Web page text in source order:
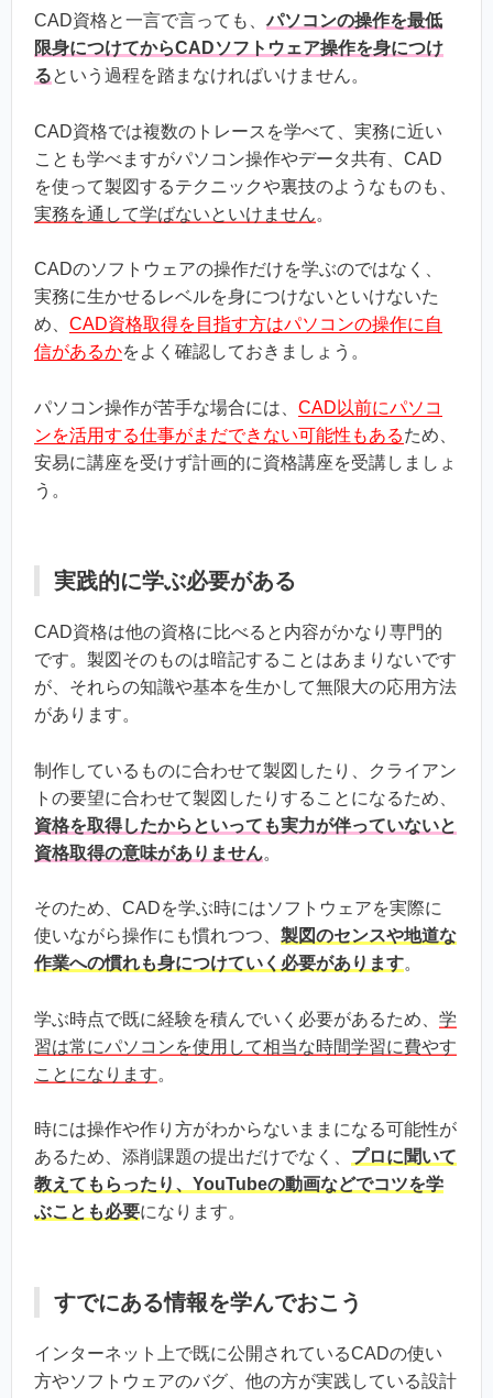
CAD資格と一言で言っても、パソコンの操作を最低
限身につけてからCADソフトウェア操作を身につけ
るという過程を踏まなければいけません。
CAD資格では複数のトレースを学べて、実務に近い
ことも学べますがパソコン操作やデータ共有、CAD
を使って製図するテクニックや裏技のようなものも、
実務を通して学ばないといけません。
CADのソフトウェアの操作だけを学ぶのではなく、
実務に生かせるレベルを身につけないといけないた
め、 CAD資格取得を目指す方はパソコンの操作に自
信があるかをよく確認しておきましょう。
パソコン操作が苦手な場合には、 CAD以前にパソコ
ンを活用する仕事がまだできない可能性もあるため、
安易に講座を受けず計画的に資格講座を受講しましょ
う。
実践的に学ぶ必要がある
CAD資格は他の資格に比べると内容がかなり専門的
です。製図そのものは暗記することはあまりないです
が、それらの知識や基本を生かして無限大の応用方法
があります。
制作しているものに合わせて製図したり、クライアン
トの要望に合わせて製図したりすることになるため、
資格を取得したからといっても実力が伴っていないと
資格取得の意味がありません。
そのため、CADを学ぶ時にはソフトウェアを実際に
使いながら操作にも慣れつつ、 製図のセンスや地道な
作業への慣れも身につけていく必要があります。
学ぶ時点で既に経験を積んでいく必要があるため、 学
習は常にパソコンを使用して相当な時間学習に費やす
ことになります。
時には操作や作り方がわからないままになる可能性が
あるため、添削課題の提出だけでなく、 プロに聞いて
教えてもらったり、YouTubeの動画などでコツを学
ぶことも必要になります。
すでにある情報を学んでおこう
インターネット上で既に公開されているCADの使い
方やソフトウェアのバグ、他の方が実践している設計